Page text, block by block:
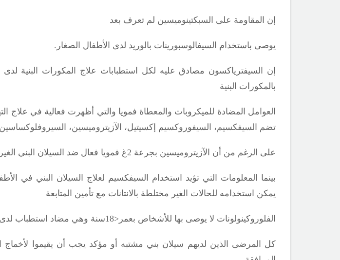
إن المقاومة على السبكتينوميسين لم تعرف بعد
يوصى باستخدام السيفالوسبورينات بالوريد لدى الأطفال الصغار.
إن السيفترياكسون مصادق عليه لكل استطبابات علاج المكورات البنية لدى
بالمكورات البنية
العوامل المضادة للميكروبات والمعطاة فمويا والتي أظهرت فعالية في علاج
تضم السيفكسيم، السيفوروكسيم إكسيتيل، الآزيتروميسين،
على الرغم من أن الآزيتروميسين بجرعة 2غ فمويا فعال ضد السيلان البني الغير مختلط لكنه مكلف وقد يسبب تلبكا في السبيل المعدي المعوي
بينما المعلومات التي تؤيد استخدام السيفكسيم لعلاج السيلان البني في
يمكن استخدامه للحالات الغير مختلطة بالانتانات مع تأمين المتابعة
الفلوروكينولونات لا يوصى بها للأشخاص بعمر<18سنة وهي مضاد استطباب لدى النساء الحوامل أو المرضعات
كل المرضى الذين لديهم سيلان بني مشتبه أو مؤكد يجب أن يقيموا